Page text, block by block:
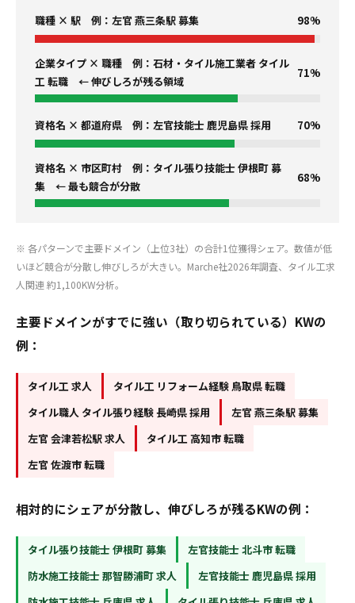
職種 × 駅 例：左官 燕三条駅 募集 98%
企業タイプ × 職種 例：石材・タイル施工業者 タイル
工 転職 ← 伸びしろが残る領域
71%
資格名 × 都道府県 例：左官技能士 鹿児島県 採用 70%
資格名 × 市区町村 例：タイル張り技能士 伊根町 募
集 ← 最も競合が分散
68%
※ 各パターンで主要ドメイン（上位3社）の合計1位獲得シェア。数値が低
いほど競合が分散し伸びしろが大きい。Marche社2026年調査、タイル工求
人関連 約1,100KW分析。
主要ドメインがすでに強い（取り切られている）KWの
例：
タイル工 求人
タイル工 リフォーム経験 鳥取県 転職
タイル職人 タイル張り経験 長崎県 採用
左官 燕三条駅 募集
左官 会津若松駅 求人
タイル工 高知市 転職
左官 佐渡市 転職
相対的にシェアが分散し、伸びしろが残るKWの例：
タイル張り技能士 伊根町 募集
左官技能士 北斗市 転職
防水施工技能士 那智勝浦町 求人
左官技能士 鹿児島県 採用